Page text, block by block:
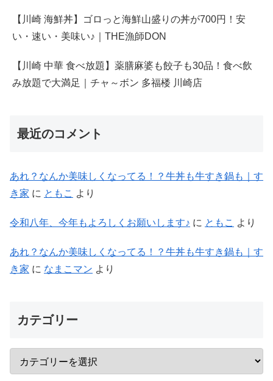
【川崎 海鮮丼】ゴロっと海鮮山盛りの丼が700円！安
い・速い・美味い♪｜THE漁師DON
【川崎 中華 食べ放題】薬膳麻婆も餃子も30品！食べ飲
み放題で大満足｜チャ～ボン 多福楼 川崎店
最近のコメント
あれ？なんか美味しくなってる！？牛丼も牛すき鍋も｜す
き家 に ともこ より
令和八年、今年もよろしくお願いします♪ に ともこ より
あれ？なんか美味しくなってる！？牛丼も牛すき鍋も｜す
き家 に なまこマン より
カテゴリー